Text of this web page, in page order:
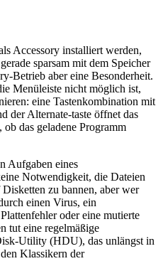
Accessory installiert werden,
sparsam mit dem Speicher
Betrieb aber eine Besonderheit.
Menüleiste nicht möglich ist,
eine Tastenkombination mit
der Alternate-taste öffnet das
das geladene Programm
Aufgaben eines
Notwendigkeit, die Dateien
zu bannen, aber wer
einen Virus, ein
oder eine mutierte
tut eine regelmäßige
Utility (HDU), das unlängst in
Klassikern der